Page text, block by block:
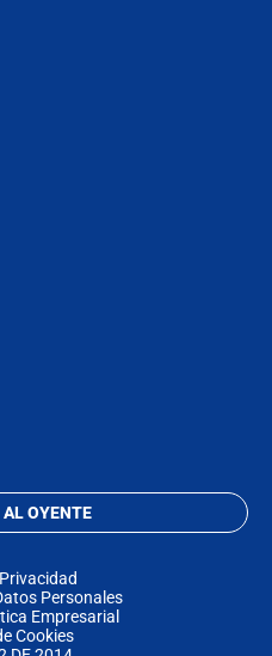
OYENTE
Personales
Empresarial
Cookies